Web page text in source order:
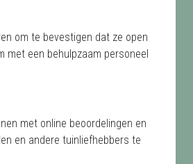
om te bevestigen dat ze open
met een behulpzaam personeel
met online beoordelingen en
en andere tuinliefhebbers te